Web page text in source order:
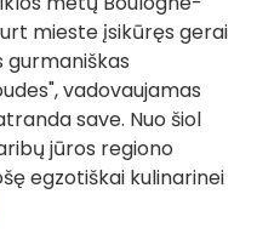
mieste įsikūręs gerai
gurmaniškas
vadovaujamas
save. Nuo šiol
jūros regiono
egzotiškai kulinarinei